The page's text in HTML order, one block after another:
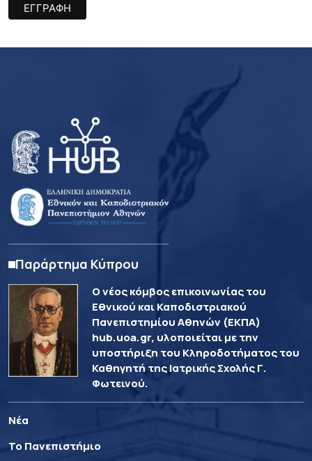
Παράρτημα Κύπρου
Ο νέος κόμβος επικοινωνίας του
Εθνικού και Καποδιστριακού
Πανεπιστημίου Αθηνών (ΕΚΠΑ)
hub.uoa.gr, υλοποιείται με την
υποστήριξη του Κληροδοτήματος του
Καθηγητή της Ιατρικής Σχολής Γ.
Φωτεινού.
Νέα
Το Πανεπιστήμιο